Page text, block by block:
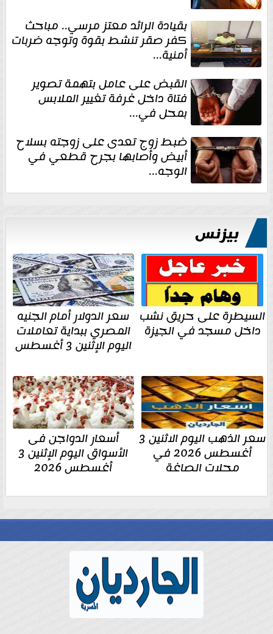
بقيادة الرائد معتز مرسي.. مباحث
كفر صقر تنشط بقوة وتوجه ضربات
أمنية...
القبض على عامل بتهمة تصوير
فتاة داخل غرفة تغيير الملابس
بمحل في...
ضبط زوج تعدى على زوجته بسلاح
أبيض وأصابها بجرح قطعي في
الوجه...
بيزنس
السيطرة على حريق نشب
داخل مسجد في الجيزة
سعر الدولار أمام الجنيه
المصري ببداية تعاملات
اليوم الإثنين 3 أغسطس
سعر الذهب اليوم الاثنين 3
أغسطس 2026 في
محلات الصاغة
أسعار الدواجن فى
الأسواق اليوم الإثنين 3
أغسطس 2026